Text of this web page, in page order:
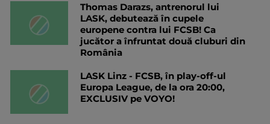
Thomas Darazs, antrenorul lui
LASK, debutează în cupele
europene contra lui FCSB! Ca
jucător a înfruntat două cluburi din
România
LASK Linz - FCSB, în play-off-ul
Europa League, de la ora 20:00,
EXCLUSIV pe VOYO!